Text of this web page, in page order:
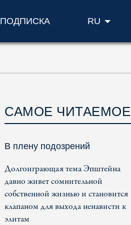
ПОДПИСКА RU
САМОЕ ЧИТАЕМОЕ
В плену подозрений
Долгоиграющая тема Эпштейна
давно живет сомнительной
собственной жизнью и становится
клапаном для выхода ненависти к
элитам